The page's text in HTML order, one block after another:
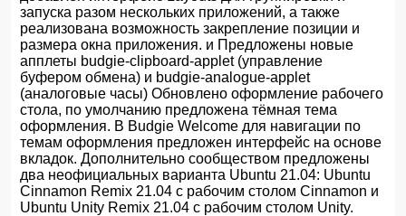
запуска разом нескольких приложений, а также
реализована возможность закрепление позиции и
размера окна приложения. и Предложены новые
апплеты budgie-clipboard-applet (управление
буфером обмена) и budgie-analogue-applet
(аналоговые часы) Обновлено оформление рабочего
стола, по умолчанию предложена тёмная тема
оформления. В Budgie Welcome для навигации по
темам оформления предложен интерфейс на основе
вкладок. Дополнительно сообществом предложены
два неофициальных варианта Ubuntu 21.04: Ubuntu
Cinnamon Remix 21.04 с рабочим столом Cinnamon и
Ubuntu Unity Remix 21.04 с рабочим столом Unity.